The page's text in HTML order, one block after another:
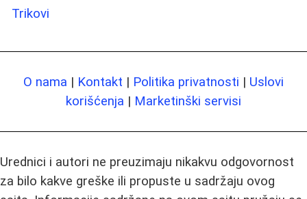
Trikovi
O nama | Kontakt | Politika privatnosti | Uslovi
korišćenja | Marketinški servisi
Urednici i autori ne preuzimaju nikakvu odgovornost
za bilo kakve greške ili propuste u sadržaju ovog